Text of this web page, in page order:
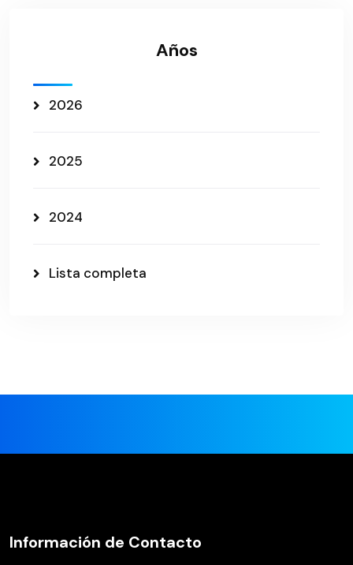
Años
2026
2025
2024
Lista completa
Información de Contacto